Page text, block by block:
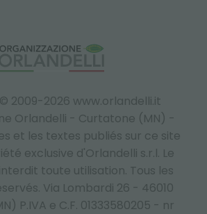
2009-2026 www.orlandelli.it
Orlandelli - Curtatone (MN) -
et les textes publiés sur ce site
exclusive d'Orlandelli s.r.l. Le
toute utilisation. Tous les
Via Lombardi 26 - 46010
P.IVA e C.F. 01333580205 - nr